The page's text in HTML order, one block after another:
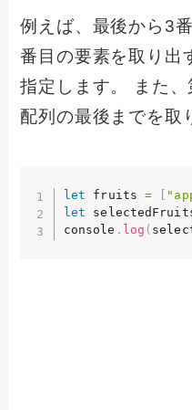
例えば、最後から3
番目の要素を取り出
指定します。 また、
配列の最後までを取
let fruits =
let
console . log (